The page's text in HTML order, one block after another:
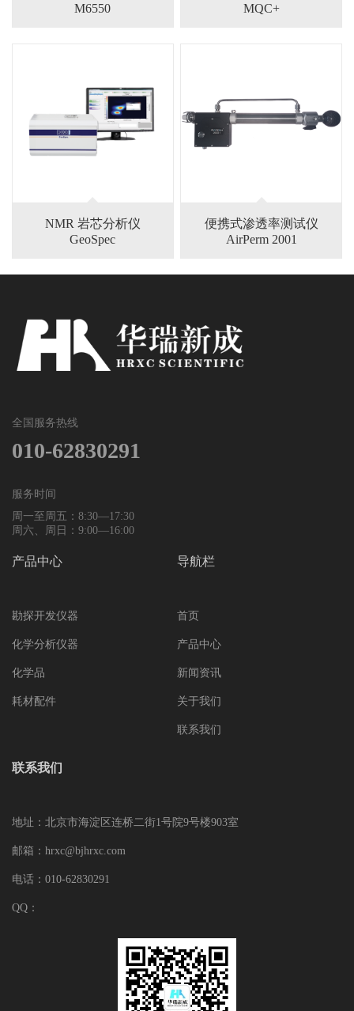
M6550
MQC+
NMR 岩芯分析仪
GeoSpec
便携式渗透率测试仪
AirPerm 2001
全国服务热线
010-62830291
服务时间
周一至周五：8:30—17:30
周六、周日：9:00—16:00
产品中心
勘探开发仪器
化学分析仪器
化学品
耗材配件
导航栏
首页
产品中心
新闻资讯
关于我们
联系我们
联系我们
地址：北京市海淀区连桥二街1号院9号楼903室
邮箱：hrxc@bjhrxc.com
电话：010-62830291
QQ：